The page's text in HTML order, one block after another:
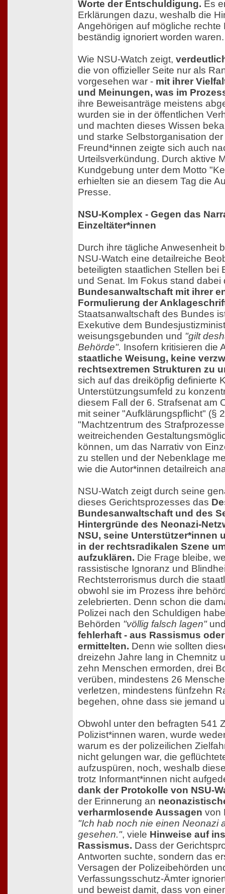
Worte der Entschuldigung. Es
Erklärungen dazu, weshalb die
Angehörigen auf mögliche rechte
beständig ignoriert worden waren.
Wie NSU-Watch zeigt,
die von offizieller Seite nur als
vorgesehen war - mit ihrer
und Meinungen, was im
ihre Beweisanträge meistens
wurden sie in der öffentlichen
und machten dieses Wissen
und starke Selbstorganisation
Freund*innen zeigte sich auch
Urteilsverkündung. Durch aktive
Kundgebung unter dem Motto
erhielten sie an diesem Tag die
Presse.
NSU-Komplex - Gegen das
Einzeltäter*innen
Durch ihre tägliche Anwesenheit
NSU-Watch eine detailreiche
beteiligten staatlichen Stellen bei
und Senat. Im Fokus stand dabei
Bundesanwaltschaft mit ihrer
Formulierung der
Staatsanwaltschaft des Bundes
Exekutive dem
weisungsgebunden und "gilt
Behörde". Insofern kritisieren die
staatliche Weisung, keine
rechtsextremen Strukturen zu
sich auf das dreiköpfig definierte
Unterstützungsumfeld zu
diesem Fall der 6. Strafsenat am
mit seiner "Aufklärungspflicht" (§
"Machtzentrum des
weitreichenden
können, um das Narrativ von
zu stellen und der Nebenklage
wie die Autor*innen detailreich
NSU-Watch zeigt durch seine
dieses Gerichtsprozesses das
Bundesanwaltschaft und des
Hintergründe des Neonazi-
NSU, seine Unterstützer*innen
in der rechtsradikalen Szene
aufzuklären. Die Frage bleibe,
rassistische Ignoranz und
Rechtsterrorismus durch die
obwohl sie im Prozess ihre
zelebrierten. Denn schon die
Polizei nach den Schuldigen
Behörden "völlig falsch lagen"
fehlerhaft - aus Rassismus
ermittelten. Denn wie sollten
dreizehn Jahre lang in Chemnitz
zehn Menschen ermorden, drei
verüben, mindestens 26
verletzen, mindestens fünfzehn
begehen, ohne dass sie jemand
Obwohl unter den befragten 541
Polizist*innen waren, wurde
warum es der polizeilichen
nicht gelungen war, die
aufzuspüren, noch, weshalb
trotz Informant*innen nicht
dank der Protokolle von NSU-
der Erinnerung an
verharmlosende Aussagen von
"Ich hab noch nie einen Neonazi
gesehen.", viele Hinweise auf
Rassismus. Dass der
Antworten suchte, sondern das
Versagen der Polizeibehörden
Verfassungsschutz-Ämter
und beweist damit, dass von